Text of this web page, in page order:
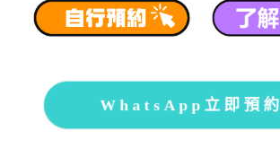
WhatsApp立即預約